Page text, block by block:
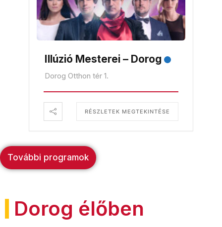
Illúzió Mesterei – Dorog
Dorog Otthon tér 1.
RÉSZLETEK MEGTEKINTÉSE
További programok
Dorog élőben